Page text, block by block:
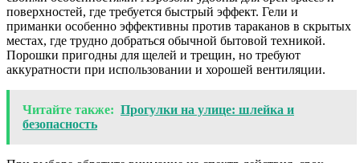
поверхностей, где требуется быстрый эффект. Гели и
приманки особенно эффективны против тараканов в скрытых
местах, где трудно добраться обычной бытовой техникой.
Порошки пригодны для щелей и трещин, но требуют
аккуратности при использовании и хорошей вентиляции.
Читайте также: Прогулки на улице: шлейка и
безопасность